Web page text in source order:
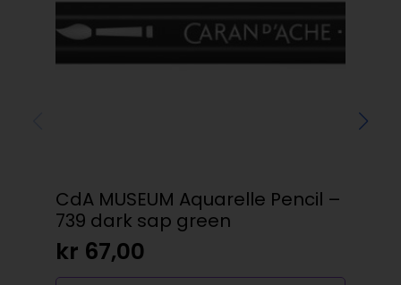
CdA MUSEUM Aquarelle Pencil –
739 dark sap green
kr 67,00